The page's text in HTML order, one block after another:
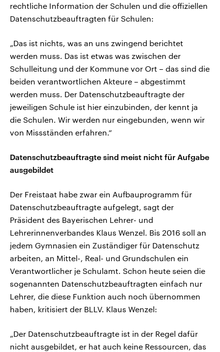
rechtliche Information der Schulen und die offiziellen
Datenschutzbeauftragten für Schulen:
„Das ist nichts, was an uns zwingend berichtet
werden muss. Das ist etwas was zwischen der
Schulleitung und der Kommune vor Ort – das sind die
beiden verantwortlichen Akteure – abgestimmt
werden muss. Der Datenschutzbeauftragte der
jeweiligen Schule ist hier einzubinden, der kennt ja
die Schulen. Wir werden nur eingebunden, wenn wir
von Missständen erfahren.“
Datenschutzbeauftragte sind meist nicht für Aufgabe
ausgebildet
Der Freistaat habe zwar ein Aufbauprogramm für
Datenschutzbeauftragte aufgelegt, sagt der
Präsident des Bayerischen Lehrer- und
Lehrerinnenverbandes Klaus Wenzel. Bis 2016 soll an
jedem Gymnasien ein Zuständiger für Datenschutz
arbeiten, an Mittel-, Real- und Grundschulen ein
Verantwortlicher je Schulamt. Schon heute seien die
sogenannten Datenschutzbeauftragten einfach nur
Lehrer, die diese Funktion auch noch übernommen
haben, kritisiert der BLLV. Klaus Wenzel:
„Der Datenschutzbeauftragte ist in der Regel dafür
nicht ausgebildet, er hat auch keine Ressourcen, das